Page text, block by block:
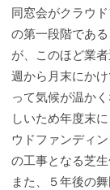
同窓会がクラウ
の第一段階であ
が、このほど業
週から月末にか
って気候が温か
しいため年度末
ウドファンディ
の工事となる芝
また、５年後の